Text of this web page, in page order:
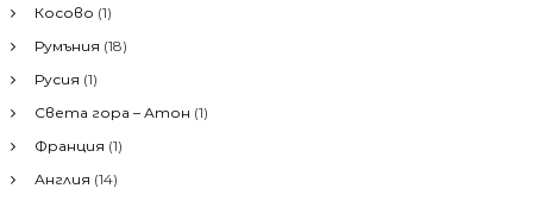
з
а
Косово (1)
Румъния (18)
Русия (1)
Света гора – Атон (1)
Франция (1)
Англия (14)